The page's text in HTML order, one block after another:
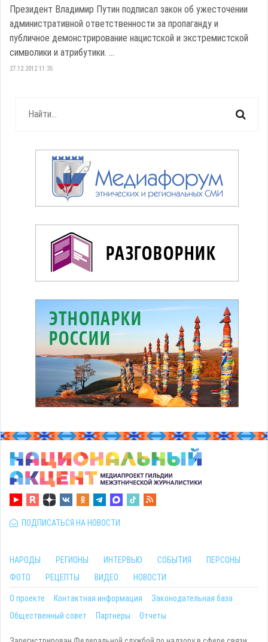
Президент Владимир Путин подписал закон об ужесточении
административной ответственности за пропаганду и
публичное демонстрирование нацистской и экстремистской
символики и атрибутики. ...
27.12.2012 11:35
ПОДПИСАТЬСЯ НА НОВОСТИ
НАРОДЫ РЕГИОНЫ ИНТЕРВЬЮ СОБЫТИЯ
ПЕРСОНЫ
ФОТО
РЕЦЕПТЫ ВИДЕО НОВОСТИ
О проекте Контактная информация
Законодательная база
Общественный совет
Партнеры Отчеты